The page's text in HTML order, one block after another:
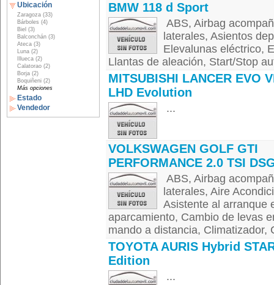
Ubicación
Zaragoza (33)
Bárboles (4)
Biel (3)
Balconchán (3)
Ateca (3)
Luna (2)
Illueca (2)
Calatorao (2)
Borja (2)
Boquiñeni (2)
Más opciones
Estado
Vendedor
BMW 118 d Sport
ABS, Airbag
laterales, Asientos
Elevalunas eléctrico,
Llantas de aleación, Start/Stop
MITSUBISHI LANCER EVO
LHD Evolution
...
VOLKSWAGEN GOLF GTI
PERFORMANCE 2.0 TSI
ABS, Airbag
laterales, Aire
Asistente al arranque
aparcamiento, Cambio de levas
mando a distancia, Climatizador,
TOYOTA AURIS Hybrid
Edition
...